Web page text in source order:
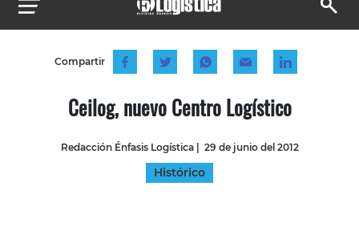
Compartir
Ceilog, nuevo Centro Logístico
Redacción Énfasis Logística| 29 de junio del 2012
Histórico